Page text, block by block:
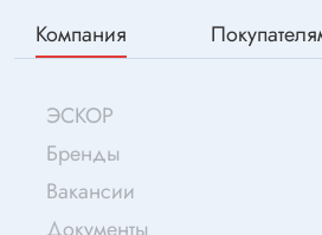
Компания
ЭСКОР
Бренды
Вакансии